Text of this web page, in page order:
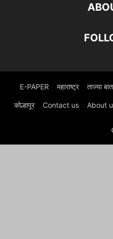
E-PAPER महाराष्ट्र ताज्या
कोल्हापूर Contact us About